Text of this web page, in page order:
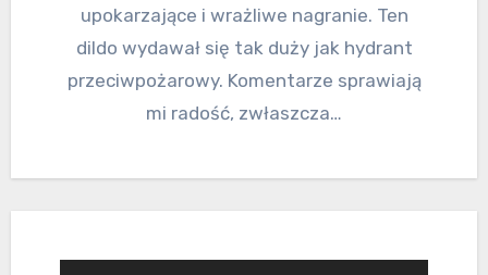
upokarzające i wrażliwe nagranie. Ten
dildo wydawał się tak duży jak hydrant
przeciwpożarowy. Komentarze sprawiają
mi radość, zwłaszcza…